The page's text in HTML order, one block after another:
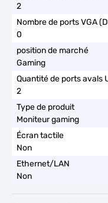
2
0
Gaming
2
Moniteur gaming
Non
Non